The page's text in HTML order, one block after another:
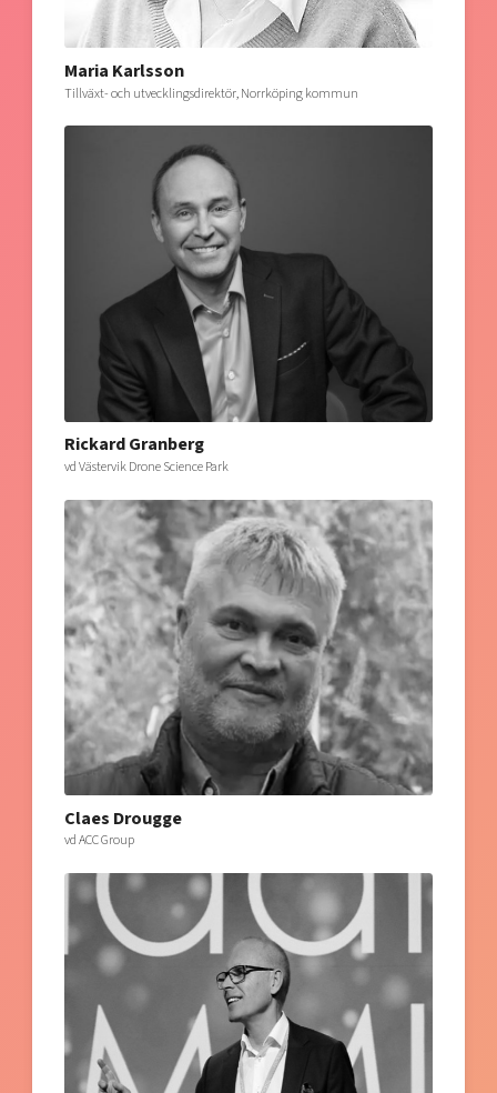
Maria Karlsson
Tillväxt- och utvecklingsdirektör, Norrköping kommun
Rickard Granberg
vd Västervik Drone Science Park
Claes Drougge
vd ACC Group